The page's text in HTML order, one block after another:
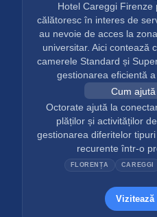
Hotel Careggi Firenze
călătoresc în interes de
au nevoie de acces la
universitar. Aici contează
camerele Standard și
gestionarea eficientă
Cum
Octorate ajută la
plăților și activităților
gestionarea diferitelor
recurente într-o
FLORENȚA CAREGGI
Vizitează